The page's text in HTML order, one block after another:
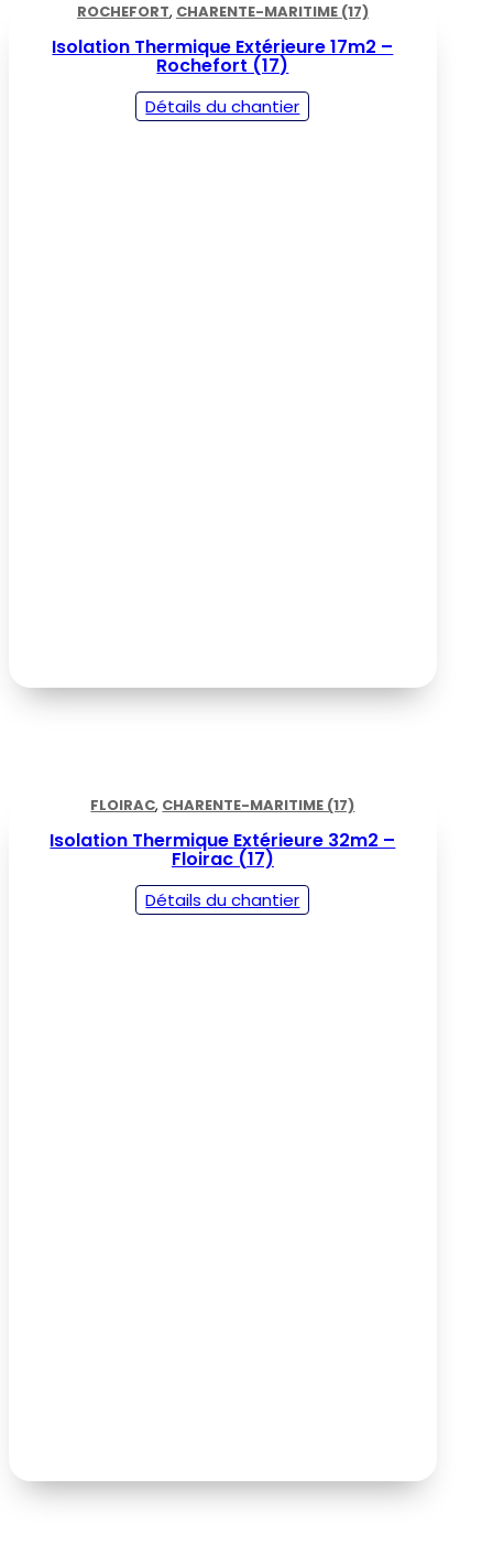
ROCHEFORT, CHARENTE-MARITIME (17)
Isolation Thermique Extérieure 17m2 –
Rochefort (17)
Détails du chantier
FLOIRAC, CHARENTE-MARITIME (17)
Isolation Thermique Extérieure 32m2 –
Floirac (17)
Détails du chantier